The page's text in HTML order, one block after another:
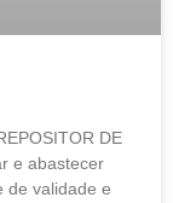
DE
e abastecer
de validade e